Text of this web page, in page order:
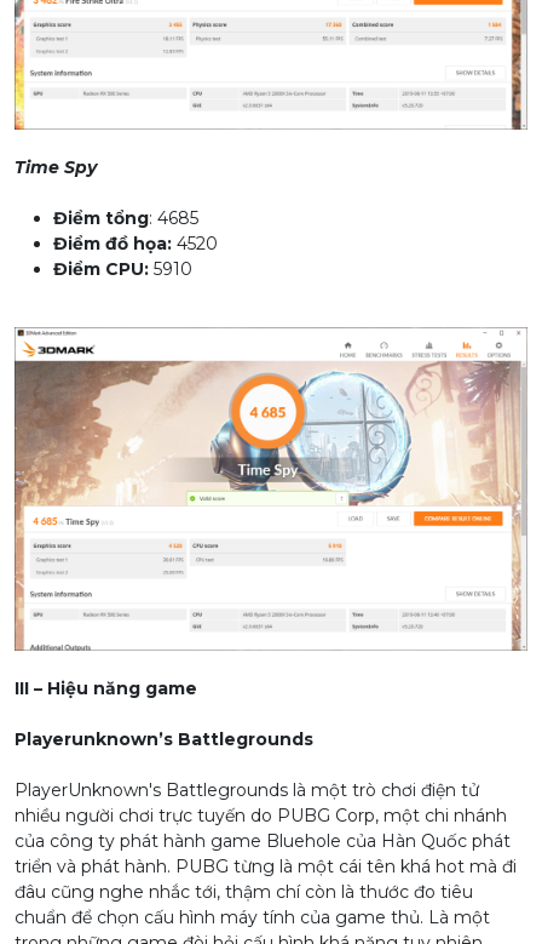
Time Spy
Điểm tổng: 4685
Điểm đồ họa: 4520
Điểm CPU: 5910
III – Hiệu năng game
Playerunknown’s Battlegrounds
PlayerUnknown's Battlegrounds là một trò chơi điện tử
nhiều người chơi trực tuyến do PUBG Corp, một chi nhánh
của công ty phát hành game Bluehole của Hàn Quốc phát
triển và phát hành. PUBG từng là một cái tên khá hot mà đi
đâu cũng nghe nhắc tới, thậm chí còn là thước đo tiêu
chuẩn để chọn cấu hình máy tính của game thủ. Là một